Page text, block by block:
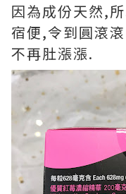
因為成份天然,
宿便,令到圓滾
不再肚漲漲.